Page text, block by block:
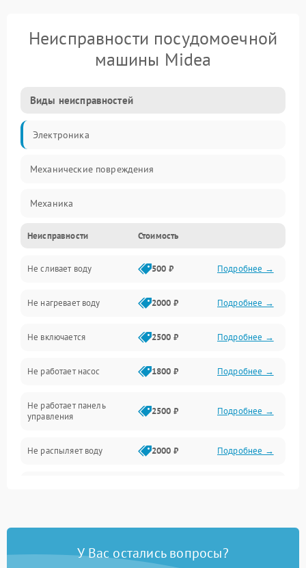
Неисправности посудомоечной
машины Midea
Виды неисправностей
Электроника
Механические повреждения
Механика
Управление
Электропитание
Датчики
Нагрев
Вода
Гигиена
Программное обеспечение
Неисправности Стоимость
Не сливает воду 500 ₽ Подробнее →
Не нагревает воду 2000 ₽ Подробнее →
Не включается 2500 ₽ Подробнее →
Не работает насос 1800 ₽ Подробнее →
Не работает панель
управления
2500 ₽ Подробнее →
Не распыляет воду 2000 ₽ Подробнее →
Проблемы с набором
У Вас остались вопросы?